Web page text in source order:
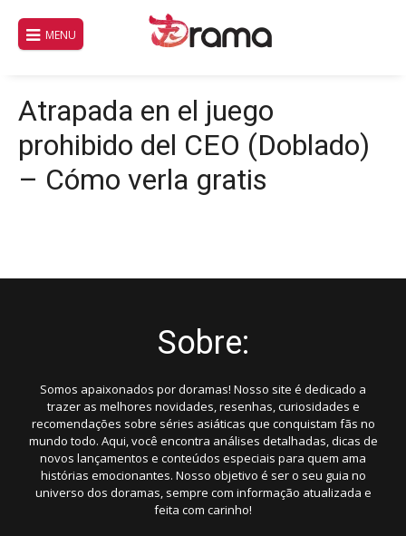
para
MENU
Atrapada en el juego
prohibido del CEO (Doblado)
– Cómo verla gratis
Sobre:
Somos apaixonados por doramas! Nosso site é dedicado a
trazer as melhores novidades, resenhas, curiosidades e
recomendações sobre séries asiáticas que conquistam fãs no
mundo todo. Aqui, você encontra análises detalhadas, dicas de
novos lançamentos e conteúdos especiais para quem ama
histórias emocionantes. Nosso objetivo é ser o seu guia no
universo dos doramas, sempre com informação atualizada e
feita com carinho!